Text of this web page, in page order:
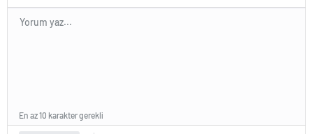
En az 10 karakter gerekli